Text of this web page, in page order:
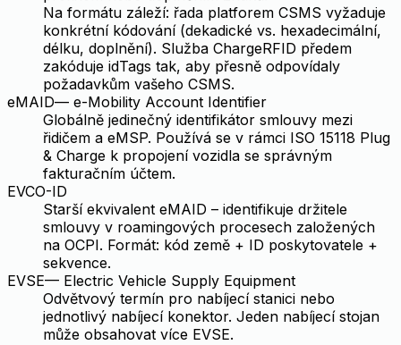
Na formátu záleží: řada platforem CSMS vyžaduje
konkrétní kódování (dekadické vs. hexadecimální,
délku, doplnění). Služba ChargeRFID předem
zakóduje idTags tak, aby přesně odpovídaly
požadavkům vašeho CSMS.
eMAID— e-Mobility Account Identifier
Globálně jedinečný identifikátor smlouvy mezi
řidičem a eMSP. Používá se v rámci ISO 15118 Plug
& Charge k propojení vozidla se správným
fakturačním účtem.
EVCO-ID
Starší ekvivalent eMAID – identifikuje držitele
smlouvy v roamingových procesech založených
na OCPI. Formát: kód země + ID poskytovatele +
sekvence.
EVSE— Electric Vehicle Supply Equipment
Odvětvový termín pro nabíjecí stanici nebo
jednotlivý nabíjecí konektor. Jeden nabíjecí stojan
může obsahovat více EVSE.